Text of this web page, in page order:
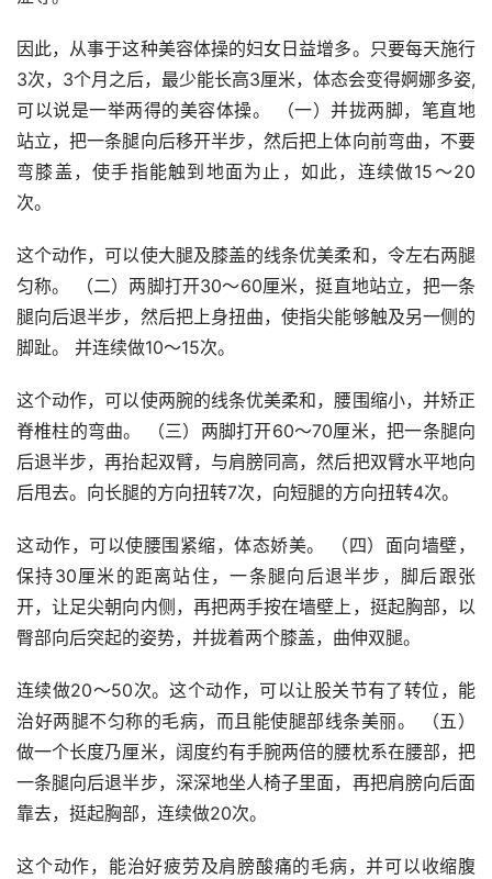
因此，从事于这种美容体操的妇女日益增多。只要每天施行
3次，3个月之后，最少能长高3厘米，体态会变得婀娜多姿,
可以说是一举两得的美容体操。 （一）并拢两脚，笔直地
站立，把一条腿向后移开半步，然后把上体向前弯曲，不要
弯膝盖，使手指能触到地面为止，如此，连续做15～20
次。
这个动作，可以使大腿及膝盖的线条优美柔和，令左右两腿
匀称。 （二）两脚打开30～60厘米，挺直地站立，把一条
腿向后退半步，然后把上身扭曲，使指尖能够触及另一侧的
脚趾。 并连续做10～15次。
这个动作，可以使两腕的线条优美柔和，腰围缩小，并矫正
脊椎柱的弯曲。 （三）两脚打开60～70厘米，把一条腿向
后退半步，再抬起双臂，与肩膀同高，然后把双臂水平地向
后甩去。向长腿的方向扭转7次，向短腿的方向扭转4次。
这动作，可以使腰围紧缩，体态娇美。 （四）面向墙壁，
保持30厘米的距离站住，一条腿向后退半步，脚后跟张
开，让足尖朝向内侧，再把两手按在墙壁上，挺起胸部，以
臀部向后突起的姿势，并拢着两个膝盖，曲伸双腿。
连续做20～50次。这个动作，可以让股关节有了转位，能
治好两腿不匀称的毛病，而且能使腿部线条美丽。 （五）
做一个长度乃厘米，阔度约有手腕两倍的腰枕系在腰部，把
一条腿向后退半步，深深地坐人椅子里面，再把肩膀向后面
靠去，挺起胸部，连续做20次。
这个动作，能治好疲劳及肩膀酸痛的毛病，并可以收缩腹